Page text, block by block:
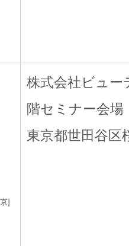
]
株式会社ビュ
階セミナー会場
東京都世田谷区